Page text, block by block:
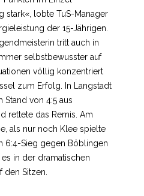
stark«, lobte TuS-Manager
der 15-Jährigen.
tritt auch in
selbstbewusster auf
völlig konzentriert
zum Erfolg. In Langstadt
Stand von 4:5 aus
rettete das Remis. Am
als nur noch Klee spielte
6:4-Sieg gegen Böblingen
in der dramatischen
den Sitzen.